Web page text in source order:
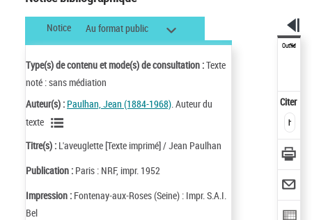
Notice Au format public
Type(s) de contenu et mode(s) de consultation :Texte
noté : sans médiation
Auteur(s) : Paulhan, Jean (1884-1968). Auteur du
texte
Titre(s) : L'aveuglette [Texte imprimé] / Jean Paulhan
Publication : Paris : NRF, impr. 1952
Impression : Fontenay-aux-Roses (Seine) : Impr. S.A.I.
Bel
Outils
Citer